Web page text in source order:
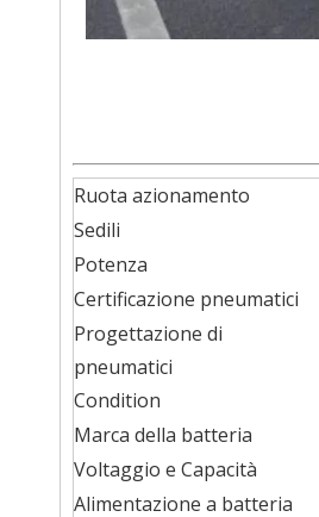
Ruota azionamento
Sedili
Potenza
Certificazione pneumatici
Progettazione di
pneumatici
Condition
Marca della batteria
Voltaggio e Capacità
Alimentazione a batteria